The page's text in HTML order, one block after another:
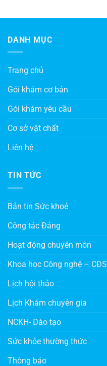
DANH MỤC
Trang chủ
Gói khám cơ bản
Gói khám yêu cầu
Cơ sở vật chất
Liên hệ
TIN TỨC
Bản tin Sức khoẻ
Công tác Đảng
Hoạt động chuyên môn
Khoa học Công nghệ – CĐS
Lịch hội thảo
Lịch Khám chuyên gia
NCKH- Đào tạo
Sức khỏe thường thức
Thông báo